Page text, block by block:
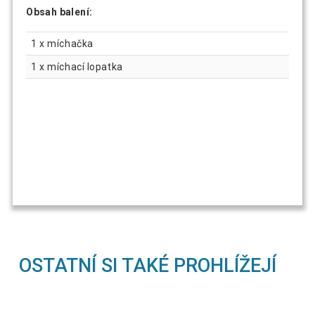
Obsah balení:
1 x míchačka
1 x míchací lopatka
OSTATNÍ SI TAKÉ PROHLÍŽEJÍ